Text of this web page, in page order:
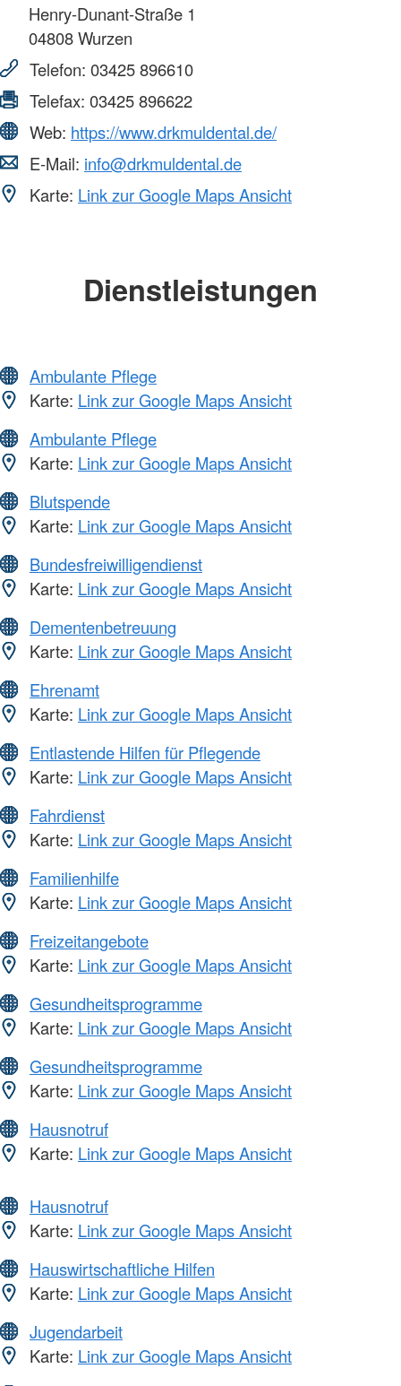
Henry-Dunant-Straße 1
04808Wurzen
Telefon: 03425 896610
Telefax: 03425 896622
Web: https://www.drkmuldental.de/
E-Mail: info@drkmuldental.de
Karte: Link zur Google Maps Ansicht
Dienstleistungen
Ambulante Pflege
Karte: Link zur Google Maps Ansicht
Ambulante Pflege
Karte: Link zur Google Maps Ansicht
Blutspende
Karte: Link zur Google Maps Ansicht
Bundesfreiwilligendienst
Karte: Link zur Google Maps Ansicht
Dementenbetreuung
Karte: Link zur Google Maps Ansicht
Ehrenamt
Karte: Link zur Google Maps Ansicht
Entlastende Hilfen für Pflegende
Karte: Link zur Google Maps Ansicht
Fahrdienst
Karte: Link zur Google Maps Ansicht
Familienhilfe
Karte: Link zur Google Maps Ansicht
Freizeitangebote
Karte: Link zur Google Maps Ansicht
Gesundheitsprogramme
Karte: Link zur Google Maps Ansicht
Gesundheitsprogramme
Karte: Link zur Google Maps Ansicht
Hausnotruf
Karte: Link zur Google Maps Ansicht
Hausnotruf
Karte: Link zur Google Maps Ansicht
Hauswirtschaftliche Hilfen
Karte: Link zur Google Maps Ansicht
Jugendarbeit
Karte: Link zur Google Maps Ansicht